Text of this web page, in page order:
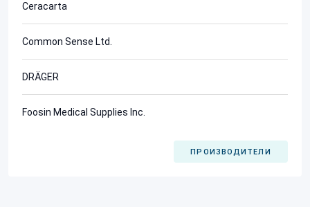
Ceracarta
Common Sense Ltd.
DRÄGER
Foosin Medical Supplies Inc.
ПРОИЗВОДИТЕЛИ